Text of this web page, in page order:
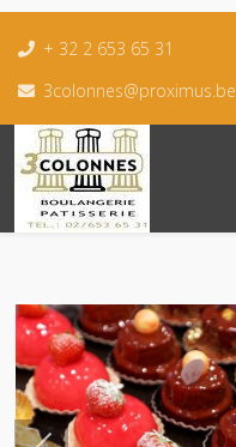
+ 32 2 653 65 31
3colonnes@proximus.be